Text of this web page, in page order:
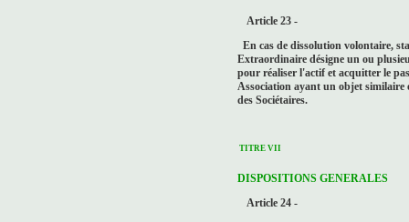
Article 23 -
En cas de dissolution volontaire,
Extraordinaire désigne un ou
pour réaliser l'actif et acquitter le
Association ayant un objet similaire
des Sociétaires.
TITRE VII
DISPOSITIONS GENERALES
Article 24 -